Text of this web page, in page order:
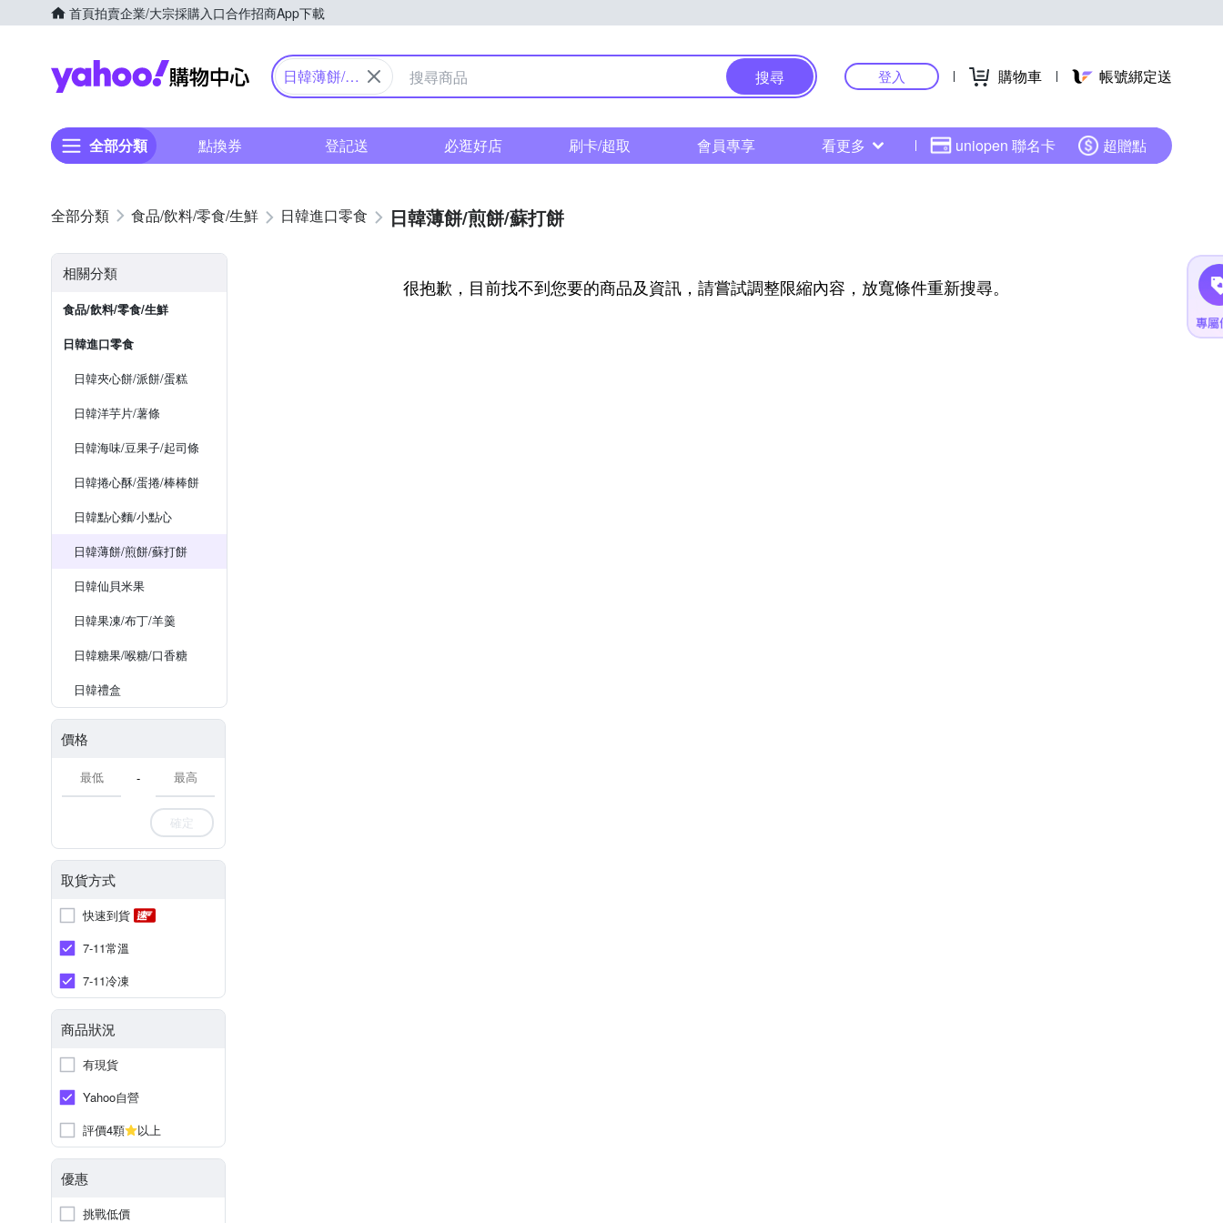
首頁拍賣企業/大宗採購入口合作招商App下載
Yahoo購物中心
日韓薄餅/煎
搜尋 登入 購物車 帳號綁定送
全部分類 點換券 登記送 必逛好店 刷卡/超取 會員專享 看更多 uniopen 聯名卡 超贈點
食品/飲料/零食/生鮮 日韓進口零食 日韓薄餅/煎餅/蘇打餅
相關分類
食品/飲料/零食/生鮮
日韓進口零食
日韓夾心餅/派餅/蛋糕
日韓洋芋片/薯條
日韓海味/豆果子/起司條
日韓捲心酥/蛋捲/棒棒餅
日韓點心麵/小點心
日韓薄餅/煎餅/蘇打餅
日韓仙貝米果
日韓果凍/布丁/羊羹
日韓糖果/喉糖/口香糖
日韓禮盒
價格
-
確定
取貨方式
快速到貨
7-11常溫
7-11冷凍
商品狀況
有現貨
Yahoo自營
評價4顆
以上
優惠
挑戰低價
很抱歉，目前找不到您要的商品及資訊，請嘗試調整限縮內容，放寬條件重新搜尋。